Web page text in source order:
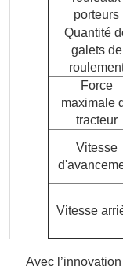
porteurs
Quantité
galets de
Force
maximale
tracteur
Vitesse
Vitesse
Avec